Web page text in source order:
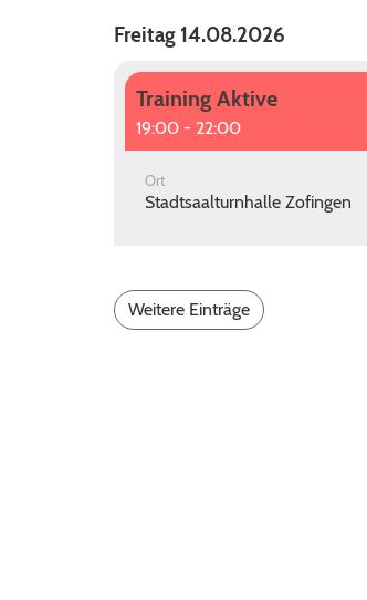
Freitag 14.08.2026
Training Aktive
19:00 - 22:00
Ort
Stadtsaalturnhalle Zofingen
Weitere Einträge